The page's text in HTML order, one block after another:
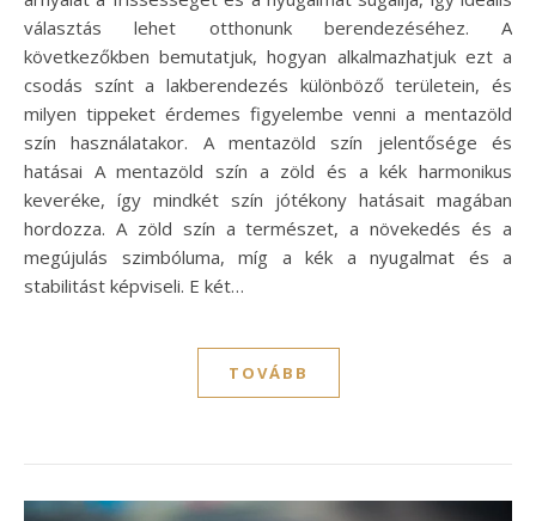
választás lehet otthonunk berendezéséhez. A
következőkben bemutatjuk, hogyan alkalmazhatjuk ezt a
csodás színt a lakberendezés különböző területein, és
milyen tippeket érdemes figyelembe venni a mentazöld
szín használatakor. A mentazöld szín jelentősége és
hatásai A mentazöld szín a zöld és a kék harmonikus
keveréke, így mindkét szín jótékony hatásait magában
hordozza. A zöld szín a természet, a növekedés és a
megújulás szimbóluma, míg a kék a nyugalmat és a
stabilitást képviseli. E két…
TOVÁBB